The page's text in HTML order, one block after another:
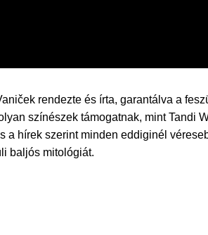
rendezte és írta, garantálva a
színészek támogatnak, mint Tandi
a hírek szerint minden eddiginél
baljós mitológiát.